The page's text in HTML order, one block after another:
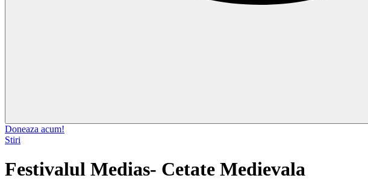
Doneaza acum!
Stiri
Festivalul Medias- Cetate Medievala